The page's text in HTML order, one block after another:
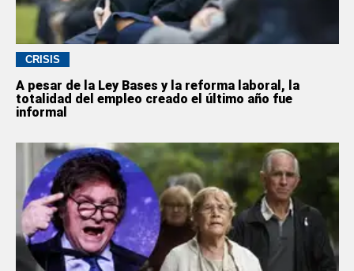
CRISIS
A pesar de la Ley Bases y la reforma laboral, la
totalidad del empleo creado el último año fue
informal